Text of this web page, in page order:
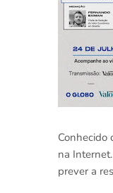
Conhecido
na
prever a